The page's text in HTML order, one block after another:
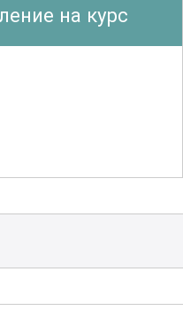
и
всех, кто
программ по
на курс